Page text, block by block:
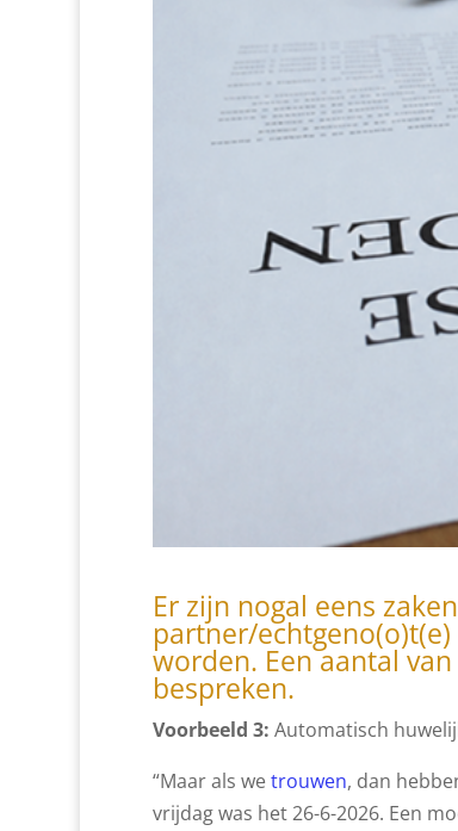
Er zijn nogal eens
partner/
worden. Een aantal
bespreken.
Voorbeeld 3: Automatisch
“Maar als wetrouwen, dan
vrijdag was het 26-6-2026. Een